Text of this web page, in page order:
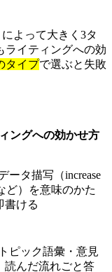
よって大きく3タ
ライティングへの効
タイプで選ぶと失敗
ングへの効かせ方
ータ描写（increase
ど）を意味のかた
書ける
ピック語彙・意見
読んだ流れごと答